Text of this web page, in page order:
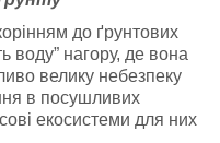
до ґрунтових
воду” нагору, де вона
велику небезпеку
в посушливих
екосистеми для них